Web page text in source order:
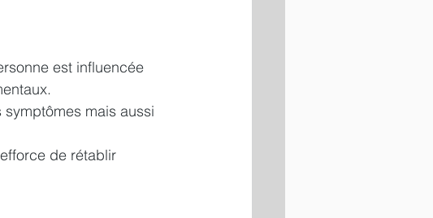
est influencée
mais aussi
de rétablir